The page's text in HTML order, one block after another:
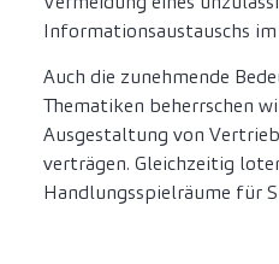
Informationsaustauschs
Auch die zunehmende
Thematiken beherrschen
Ausgestaltung von
verträgen. Gleichzeitig
Handlungsspielräume für